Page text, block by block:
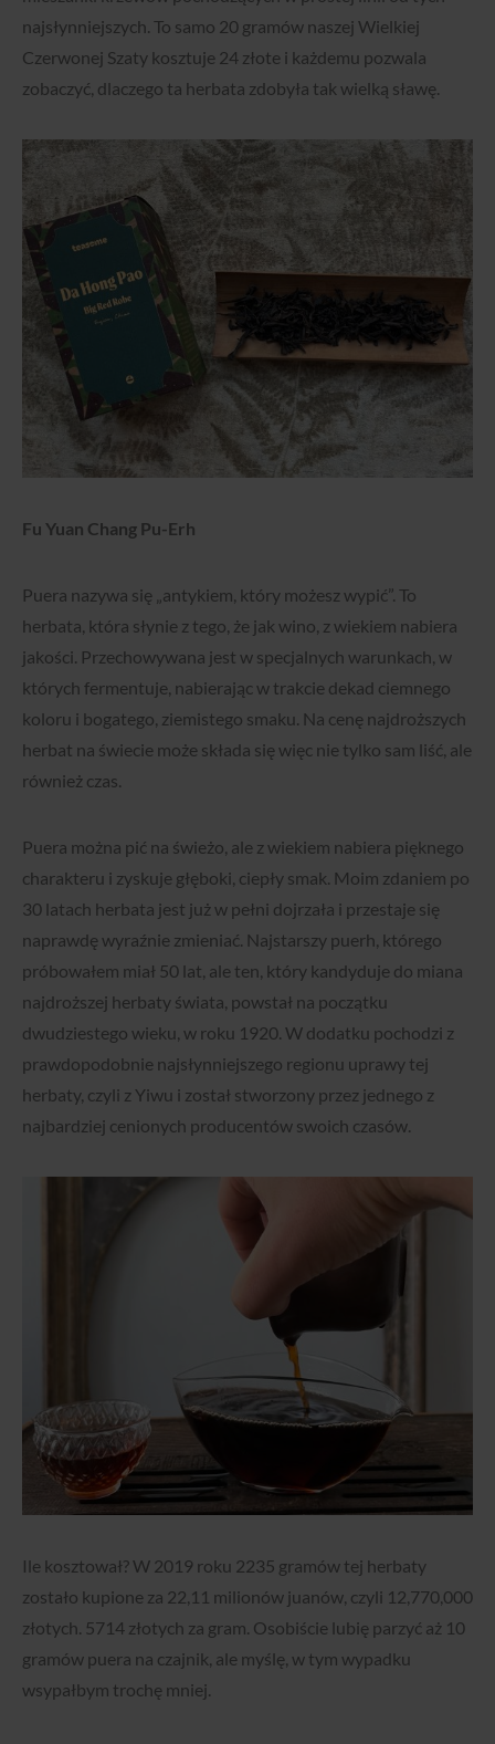
najsłynniejszych. To samo 20 gramów naszej Wielkiej
Czerwonej Szaty kosztuje 24 złote i każdemu pozwala
zobaczyć, dlaczego ta herbata zdobyła tak wielką sławę.
Fu Yuan Chang Pu-Erh
Puera nazywa się „antykiem, który możesz wypić”. To
herbata, która słynie z tego, że jak wino, z wiekiem nabiera
jakości. Przechowywana jest w specjalnych warunkach, w
których fermentuje, nabierając w trakcie dekad ciemnego
koloru i bogatego, ziemistego smaku. Na cenę najdroższych
herbat na świecie może składa się więc nie tylko sam liść, ale
również czas.
Puera można pić na świeżo, ale z wiekiem nabiera pięknego
charakteru i zyskuje głęboki, ciepły smak. Moim zdaniem po
30 latach herbata jest już w pełni dojrzała i przestaje się
naprawdę wyraźnie zmieniać. Najstarszy puerh, którego
próbowałem miał 50 lat, ale ten, który kandyduje do miana
najdroższej herbaty świata, powstał na początku
dwudziestego wieku, w roku 1920. W dodatku pochodzi z
prawdopodobnie najsłynniejszego regionu uprawy tej
herbaty, czyli z Yiwu i został stworzony przez jednego z
najbardziej cenionych producentów swoich czasów.
Ile kosztował?W 2019 roku 2235 gramów tej herbaty
zostało kupione za 22,11 milionów juanów, czyli 12,770,000
złotych. 5714 złotych za gram. Osobiście lubię parzyć aż 10
gramów puera na czajnik, ale myślę, w tym wypadku
wsypałbym trochę mniej.